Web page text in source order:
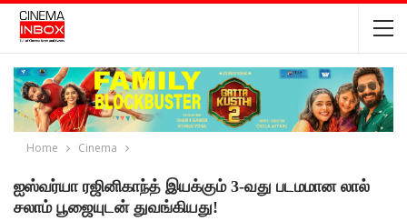
Home Cinema
ஐஸ்வர்யா ரஜினிகாந்த் இயக்கும் 3-வது படமமான லால்
சலாம் பூஜையுடன் துவங்கியது!